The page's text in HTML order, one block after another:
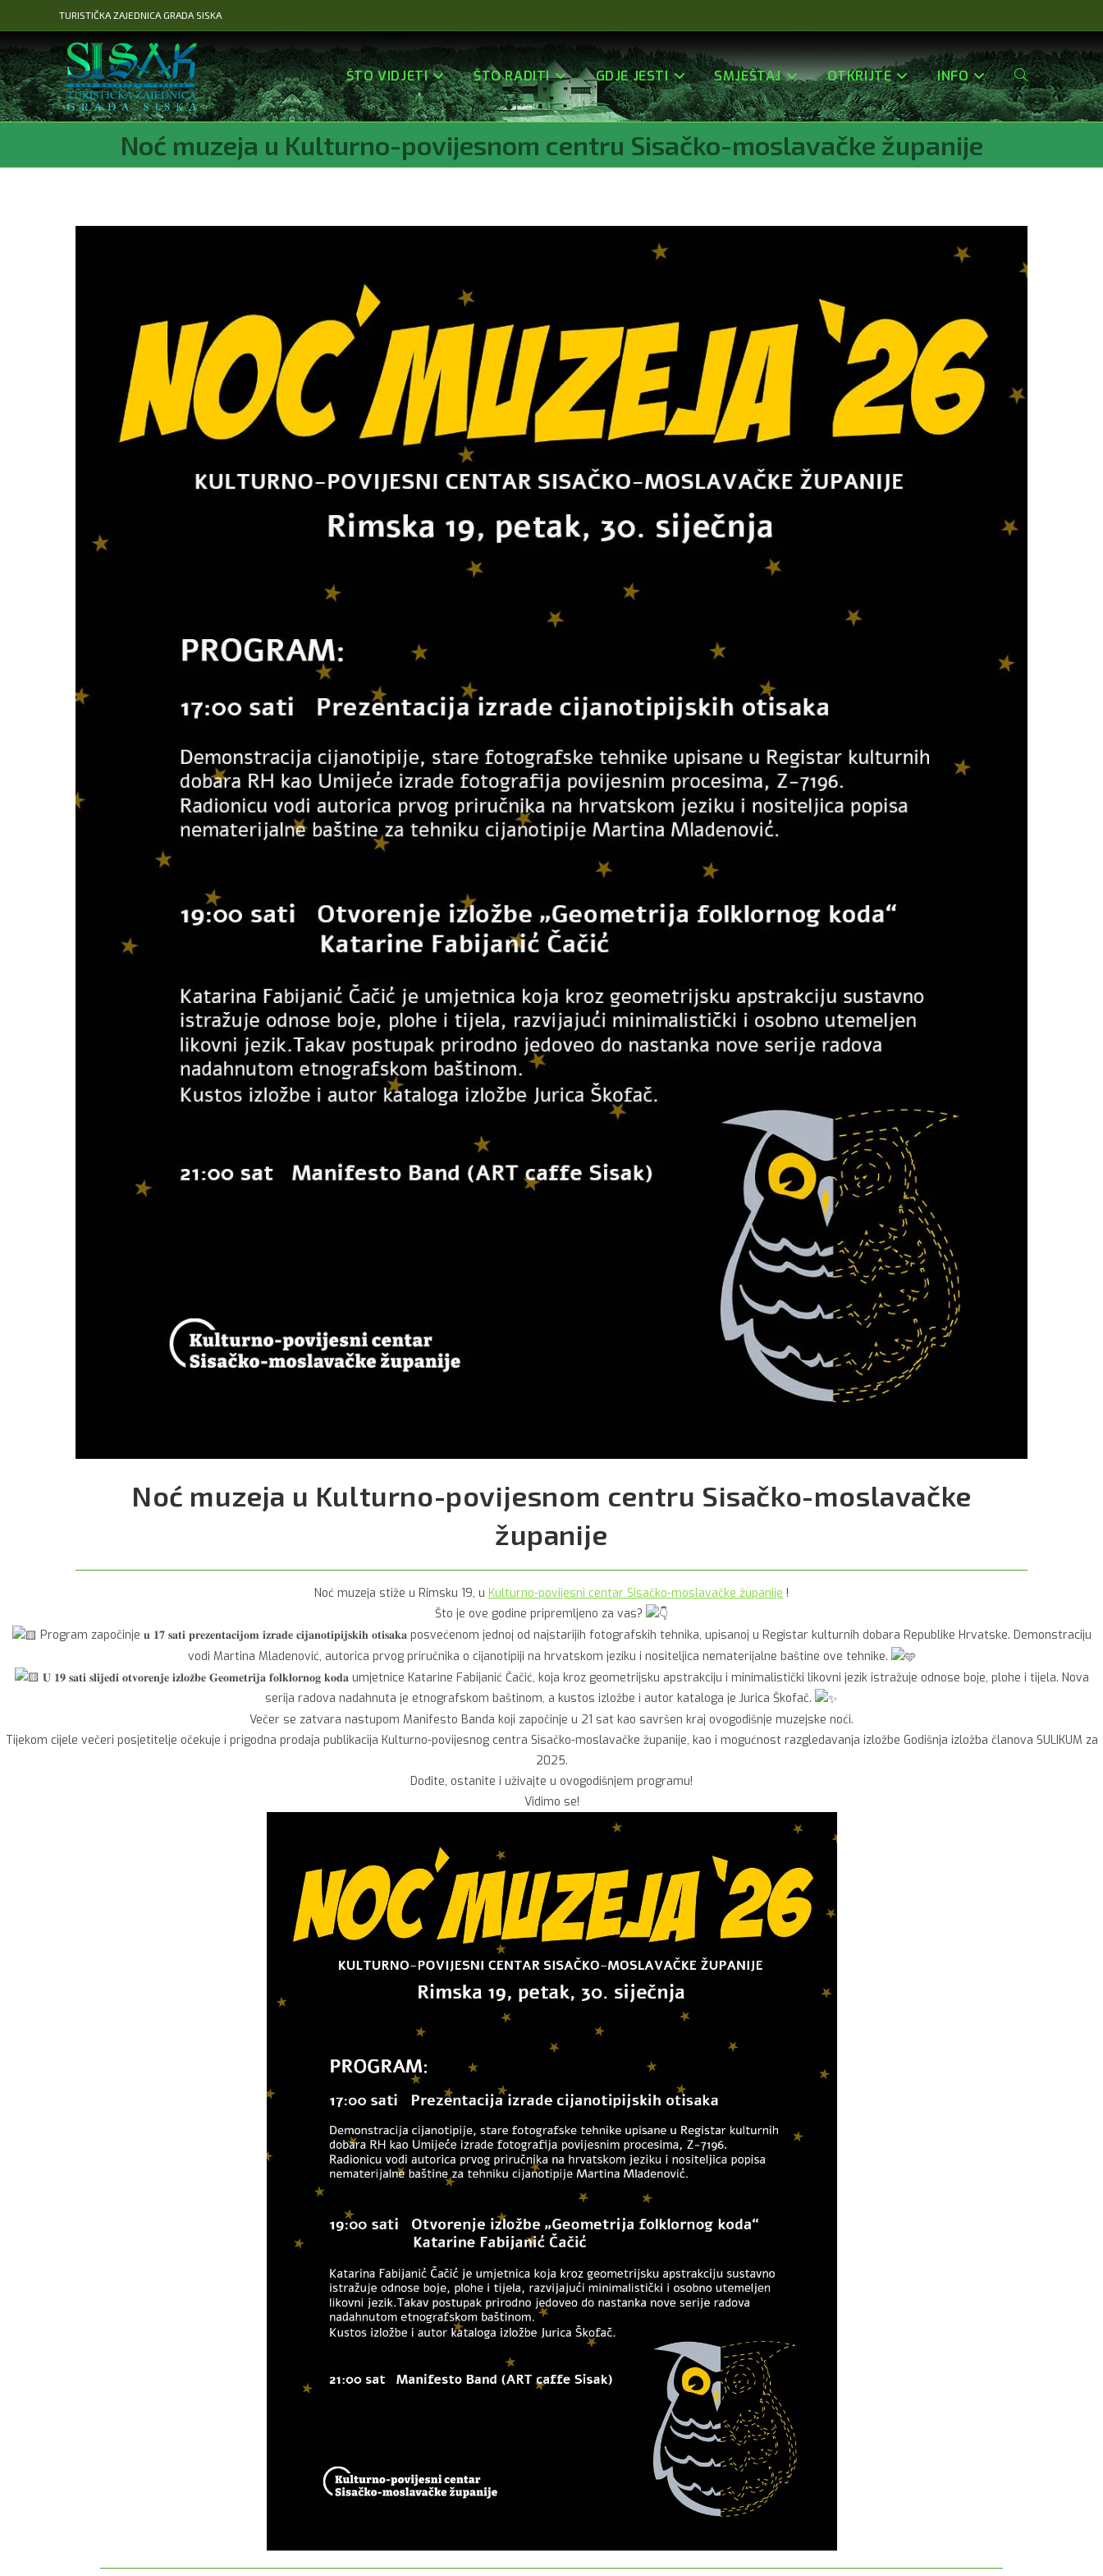
na
sadržaj
TURISTIČKA ZAJEDNICA GRADA SISKA
ŠTO VIDJETI ŠTO RADITI GDJE JESTI SMJEŠTAJ OTKRIJTE INFO Uključi/isključi
Noć muzeja u Kulturno-povijesnom centru Sisačko-moslavačke županije
Noć muzeja u Kulturno-povijesnom centru Sisačko-moslavačke
županije
Noć muzeja stiže u Rimsku 19, u Kulturno-povijesni centar Sisačko-moslavačke županije !
Što je ove godine pripremljeno za vas?
Program započinje 𝐮 𝟏𝟕 𝐬𝐚𝐭𝐢 𝐩𝐫𝐞𝐳𝐞𝐧𝐭𝐚𝐜𝐢𝐣𝐨𝐦 𝐢𝐳𝐫𝐚𝐝𝐞 𝐜𝐢𝐣𝐚𝐧𝐨𝐭𝐢𝐩𝐢𝐣𝐬𝐤𝐢𝐡 𝐨𝐭𝐢𝐬𝐚𝐤𝐚 posvećenom jednoj od najstarijih fotografskih tehnika, upisanoj u Registar kulturnih dobara Republike Hrvatske. Demonstraciju
vodi Martina Mladenović, autorica prvog priručnika o cijanotipiji na hrvatskom jeziku i nositeljica nematerijalne baštine ove tehnike.
𝐔 𝟏𝟗 𝐬𝐚𝐭𝐢 𝐬𝐥𝐢𝐣𝐞𝐝𝐢 𝐨𝐭𝐯𝐨𝐫𝐞𝐧𝐣𝐞 𝐢𝐳𝐥𝐨𝐳̌𝐛𝐞 𝐆𝐞𝐨𝐦𝐞𝐭𝐫𝐢𝐣𝐚 𝐟𝐨𝐥𝐤𝐥𝐨𝐫𝐧𝐨𝐠 𝐤𝐨𝐝𝐚 umjetnice Katarine Fabijanić Čačić, koja kroz geometrijsku apstrakciju i minimalistički likovni jezik istražuje odnose boje, plohe i tijela. Nova
serija radova nadahnuta je etnografskom baštinom, a kustos izložbe i autor kataloga je Jurica Škofač.
Večer se zatvara nastupom Manifesto Banda koji započinje u 21 sat kao savršen kraj ovogodišnje muzejske noći.
Tijekom cijele večeri posjetitelje očekuje i prigodna prodaja publikacija Kulturno-povijesnog centra Sisačko-moslavačke županije, kao i mogućnost razgledavanja izložbe Godišnja izložba članova SULIKUM za
2025.
Dođite, ostanite i uživajte u ovogodišnjem programu!
Vidimo se!